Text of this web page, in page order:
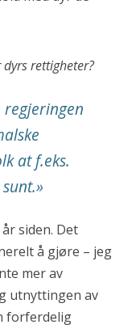
rettigheter?
at f.eks.
siden. Det
å gjøre – jeg
mer av
utnyttingen av
forferdelig